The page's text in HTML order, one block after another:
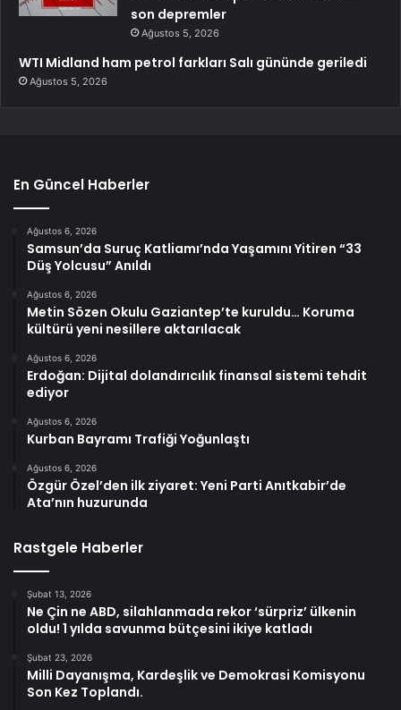
son depremler
Ağustos 5, 2026
WTI Midland ham petrol farkları Salı gününde geriledi
Ağustos 5, 2026
En Güncel Haberler
Ağustos 6, 2026
Samsun’da Suruç Katliamı’nda Yaşamını Yitiren “33
Düş Yolcusu” Anıldı
Ağustos 6, 2026
Metin Sözen Okulu Gaziantep’te kuruldu… Koruma
kültürü yeni nesillere aktarılacak
Ağustos 6, 2026
Erdoğan: Dijital dolandırıcılık finansal sistemi tehdit
ediyor
Ağustos 6, 2026
Kurban Bayramı Trafiği Yoğunlaştı
Ağustos 6, 2026
Özgür Özel’den ilk ziyaret: Yeni Parti Anıtkabir’de
Ata’nın huzurunda
Rastgele Haberler
Şubat 13, 2026
Ne Çin ne ABD, silahlanmada rekor ‘sürpriz’ ülkenin
oldu! 1 yılda savunma bütçesini ikiye katladı
Şubat 23, 2026
Milli Dayanışma, Kardeşlik ve Demokrasi Komisyonu
Son Kez Toplandı.